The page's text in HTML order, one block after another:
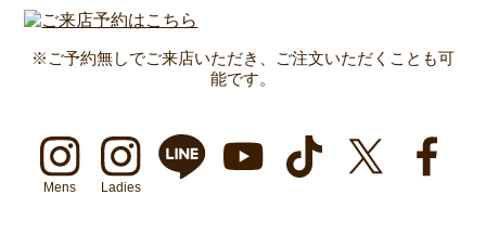
※ご予約無しでご来店いただき、ご注文いただくことも可
能です。
Mens Ladies